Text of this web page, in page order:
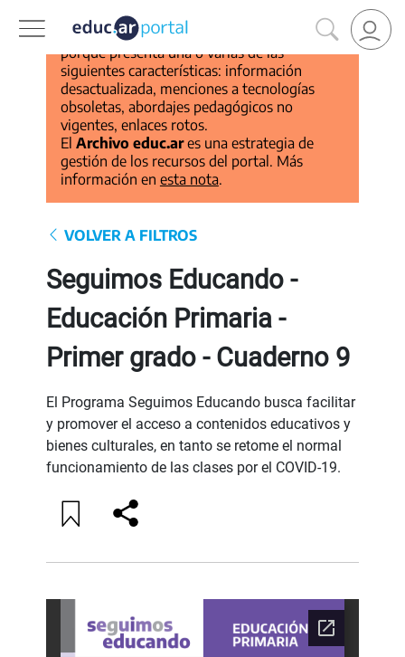
Este recurso pertenece al
Archivo educ.ar
porque presenta una o varias de las
siguientes características: información
desactualizada, menciones a tecnologías
obsoletas, abordajes pedagógicos no
vigentes, enlaces rotos.
El Archivo educ.ares una estrategia de
gestión de los recursos del portal. Más
información en esta nota.
VOLVER A FILTROS
Seguimos Educando -
Educación Primaria -
Primer grado - Cuaderno 9
El Programa Seguimos Educando busca facilitar
y promover el acceso a contenidos educativos y
bienes culturales, en tanto se retome el normal
funcionamiento de las clases por el COVID-19.